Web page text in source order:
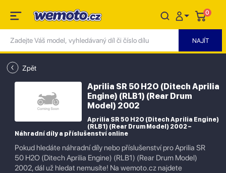
0
Zpět
Aprilia SR 50 H2O (Ditech Aprilia
Engine) (RLB1) (Rear Drum
Model) 2002
Aprilia SR 50 H2O (Ditech Aprilia Engine)
(RLB1) (Rear Drum Model) 2002 –
Náhradní díly a příslušenství online
Pokud hledáte náhradní díly nebo příslušenství pro Aprilia SR
50 H2O (Ditech Aprilia Engine) (RLB1) (Rear Drum Model)
2002, dál už hledat nemusíte! Na wemoto.cz najdete